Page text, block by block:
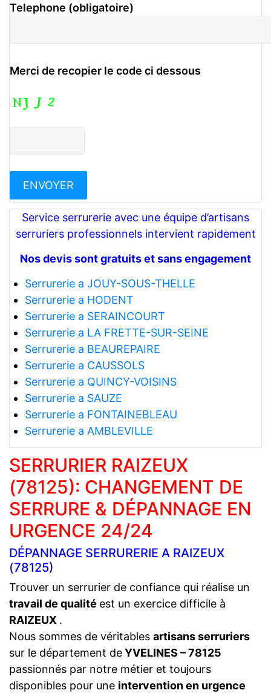
Telephone (obligatoire)
Merci de recopier le code ci dessous
Service serrurerie avec une équipe d’artisans
serruriers professionnels intervient rapidement
Nos devis sont gratuits et sans engagement
Serrurerie a JOUY-SOUS-THELLE
Serrurerie a HODENT
Serrurerie a SERAINCOURT
Serrurerie a LA FRETTE-SUR-SEINE
Serrurerie a BEAUREPAIRE
Serrurerie a CAUSSOLS
Serrurerie a QUINCY-VOISINS
Serrurerie a SAUZE
Serrurerie a FONTAINEBLEAU
Serrurerie a AMBLEVILLE
SERRURIER RAIZEUX
(78125): CHANGEMENT DE
SERRURE & DÉPANNAGE EN
URGENCE 24/24
DÉPANNAGE SERRURERIE A RAIZEUX
(78125)
Trouver un serrurier de confiance qui réalise un
travail de qualité est un exercice difficile à
RAIZEUX .
Nous sommes de véritables artisans serruriers
sur le département deYVELINES – 78125
passionnés par notre métier et toujours
disponibles pour une intervention en urgence